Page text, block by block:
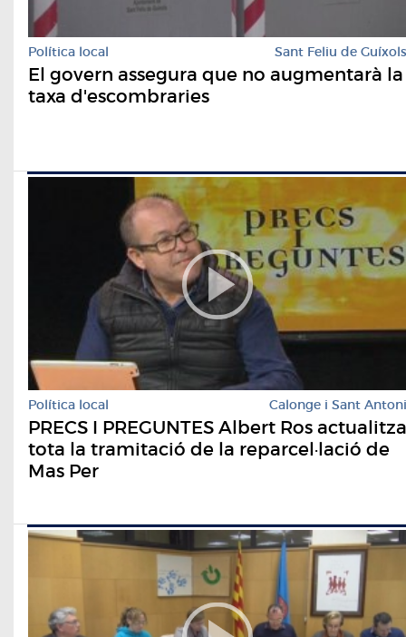
Política local Sant Feliu de Guíxols
El govern assegura que no augmentarà la
taxa d'escombraries
Política local Calonge i Sant Antoni
PRECS I PREGUNTES Albert Ros actualitza
tota la tramitació de la reparcel·lació de
Mas Per